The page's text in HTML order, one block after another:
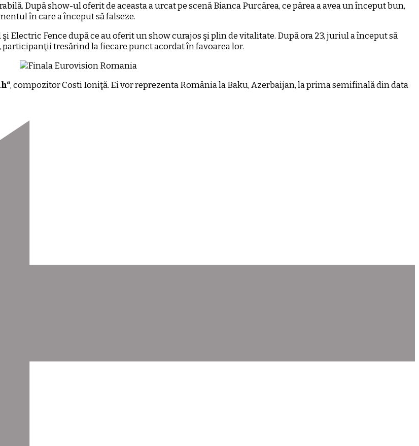
După show-ul oferit de aceasta a urcat pe scenă Bianca Purcărea, ce părea a avea un început bun,
în care a început să falseze.
Electric Fence după ce au oferit un show curajos şi plin de vitalitate. După ora 23, juriul a început să
tresărind la fiecare punct acordat în favoarea lor.
, compozitor Costi Ioniţă. Ei vor reprezenta România la Baku, Azerbaijan, la prima semifinală din data